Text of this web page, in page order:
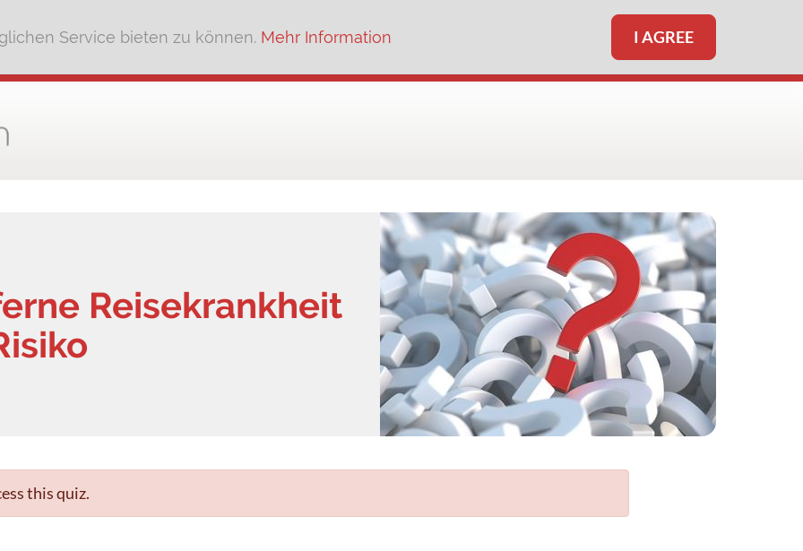
Service bieten zu können. Mehr Information I AGREE
Reisekrankheit
this quiz.